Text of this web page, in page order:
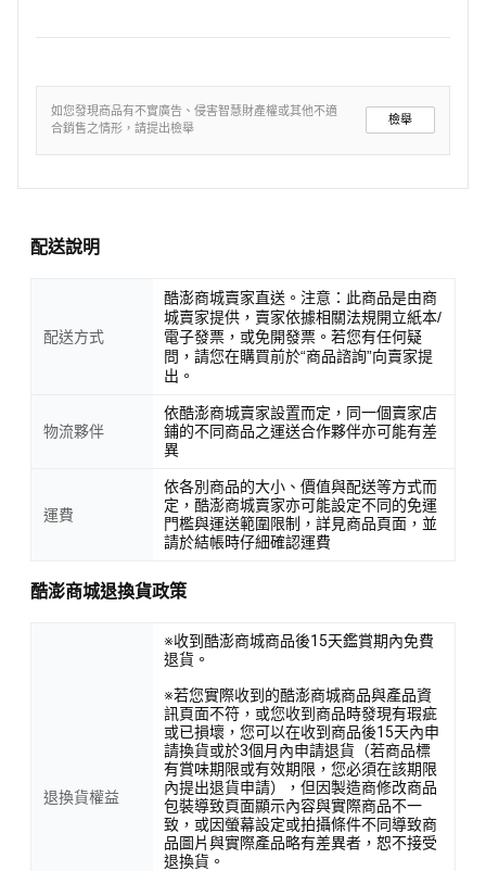
如您發現商品有不實廣告、侵害智慧財產權或其他不適
合銷售之情形，請提出檢舉
檢舉
配送說明
配送方式
酷澎商城賣家直送。注意：此商品是由商
城賣家提供，賣家依據相關法規開立紙本/
電子發票，或免開發票。若您有任何疑
問，請您在購買前於“商品諮詢”向賣家提
出。
物流夥伴
依酷澎商城賣家設置而定，同一個賣家店
鋪的不同商品之運送合作夥伴亦可能有差
異
運費
依各別商品的大小、價值與配送等方式而
定，酷澎商城賣家亦可能設定不同的免運
門檻與運送範圍限制，詳見商品頁面，並
請於結帳時仔細確認運費
酷澎商城退換貨政策
退換貨權益
※收到酷澎商城商品後15天鑑賞期內免費
退貨。
※若您實際收到的酷澎商城商品與產品資
訊頁面不符，或您收到商品時發現有瑕疵
或已損壞，您可以在收到商品後15天內申
請換貨或於3個月內申請退貨（若商品標
有賞味期限或有效期限，您必須在該期限
內提出退貨申請），但因製造商修改商品
包裝導致頁面顯示內容與實際商品不一
致，或因螢幕設定或拍攝條件不同導致商
品圖片與實際產品略有差異者，恕不接受
退換貨。